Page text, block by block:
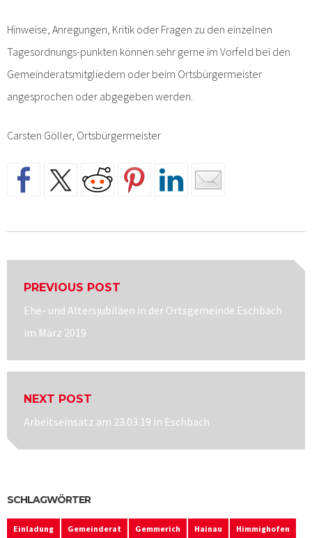
Hinweise, Anregungen, Kritik oder Fragen zu den einzelnen
Tagesordnungs-punkten können sehr gerne im Vorfeld bei den
Gemeinderatsmitgliedern oder beim Ortsbürgermeister
angesprochen oder abgegeben werden.
Carsten Göller, Ortsbürgermeister
PREVIOUS POST
Previous
post:
Ehe- und Altersjubiläen in der Ortsgemeinde Eschbach
im März 2019
NEXT POST
Next
Arbeitseinsatz am 23.03.19 in Eschbach
SCHLAGWÖRTER
Einladung Gemeinderat Gemmerich Hainau Himmighofen